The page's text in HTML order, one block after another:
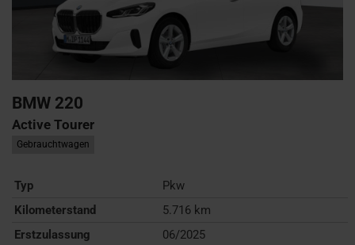
BMW 220
Active Tourer
Gebrauchtwagen
Typ
Pkw
Kilometerstand
5.716 km
Erstzulassung
06/2025